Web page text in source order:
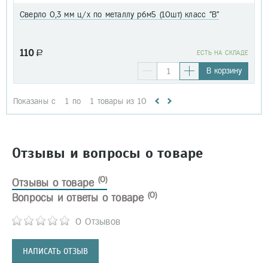
Сверло 0,3 мм ц/х по металлу р6м5 (10шт) класс "В"
110 a EСТЬ НА СКЛАДЕ
В корзину
Показаны с 1 по 1 товары из 10
Отзывы и вопросы о товаре
Отзывы о товаре (0)
0 Отзывов
НАПИСАТЬ ОТЗЫВ
Вопросы и ответы о товаре (0)